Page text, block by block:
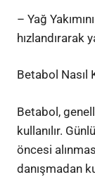
– Yağ
hızlandırarak
Betabol Nasıl
Betabol,
kullanılır.
öncesi
danışmadan